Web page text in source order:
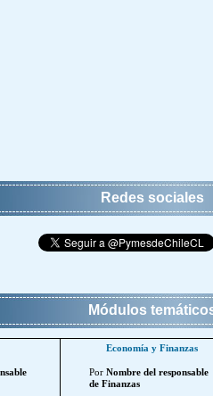
Redes sociales
Módulos
Economía y Finanzas
Por Nombre del responsable
de Finanzas